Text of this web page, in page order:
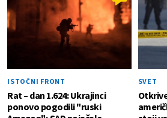
ISTOČNI FRONT
Rat – dan 1.624: Ukrajinci
ponovo pogodili "ruski
SVET